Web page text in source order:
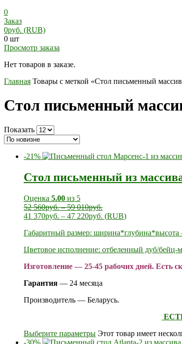
0
Заказ
0руб. (RUB)
0 шт
Просмотр заказа
Нет товаров в заказе.
Главная Товары с меткой «Cтол письменный
Cтол письменный
Показать
-21%
Стол письменный из
Оценка 5.00 из 5
52 560руб.–59 010руб.
41 370руб. – 47 220руб. (RUB)
Габаритный размер:
Цветовое исполнение: отбеленный дуб/бейц-
Изготовление — 25-45 рабочих дней. Есть
Гарантия — 24 месяца
Производитель — Беларусь.
Выберите параметры Этот товар имеет
-30%